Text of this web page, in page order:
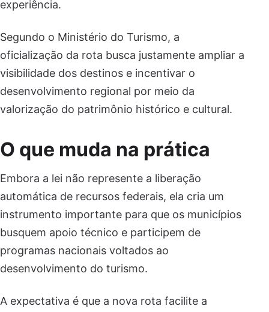
experiência.
Segundo o Ministério do Turismo, a
oficialização da rota busca justamente ampliar a
visibilidade dos destinos e incentivar o
desenvolvimento regional por meio da
valorização do patrimônio histórico e cultural.
O que muda na prática
Embora a lei não represente a liberação
automática de recursos federais, ela cria um
instrumento importante para que os municípios
busquem apoio técnico e participem de
programas nacionais voltados ao
desenvolvimento do turismo.
A expectativa é que a nova rota facilite a